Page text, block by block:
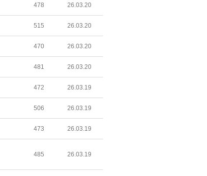
478 26.03.20
515 26.03.20
470 26.03.20
481 26.03.20
472 26.03.19
506 26.03.19
473 26.03.19
485 26.03.19